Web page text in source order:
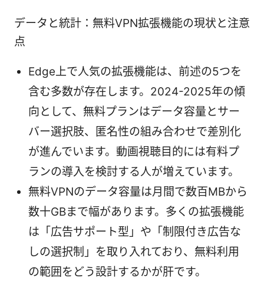
データと統計：無料VPN拡張機能の現状と注意
点
Edge上で人気の拡張機能は、前述の5つを
含む多数が存在します。2024-2025年の傾
向として、無料プランはデータ容量とサー
バー選択肢、匿名性の組み合わせで差別化
が進んでいます。動画視聴目的には有料プ
ランの導入を検討する人が増えています。
無料VPNのデータ容量は月間で数百MBから
数十GBまで幅があります。多くの拡張機能
は「広告サポート型」や「制限付き広告な
しの選択制」を取り入れており、無料利用
の範囲をどう設計するかが肝です。